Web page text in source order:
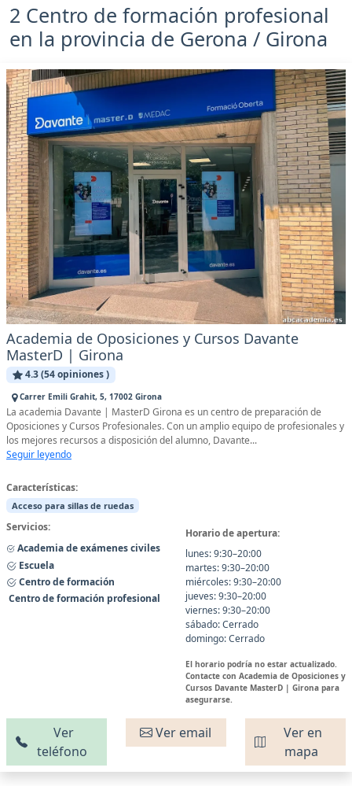
2 Centro de formación profesional
en la provincia de Gerona / Girona
Academia de Oposiciones y Cursos Davante
MasterD | Girona
4.3 (54 opiniones )
Carrer Emili Grahit, 5, 17002 Girona
La academia Davante | MasterD Girona es un centro de preparación de
Oposiciones y Cursos Profesionales. Con un amplio equipo de profesionales y
los mejores recursos a disposición del alumno, Davante...
Seguir leyendo
Características:
Acceso para sillas de ruedas
Servicios:
Academia de exámenes civiles
Escuela
Centro de formación
Centro de formación profesional
Horario de apertura:
lunes: 9:30–20:00
martes: 9:30–20:00
miércoles: 9:30–20:00
jueves: 9:30–20:00
viernes: 9:30–20:00
sábado: Cerrado
domingo: Cerrado
El horario podría no estar actualizado.
Contacte con Academia de Oposiciones y
Cursos Davante MasterD | Girona para
asegurarse.
Ver
teléfono
Ver email
Ver en
mapa